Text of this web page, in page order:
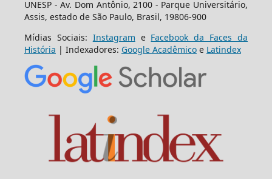
UNESP - Av. Dom Antônio, 2100 - Parque Universitário,
Assis, estado de São Paulo, Brasil, 19806-900
Mídias Sociais: Instagram e Facebook da Faces da
História | Indexadores: Google Acadêmicoe Latindex